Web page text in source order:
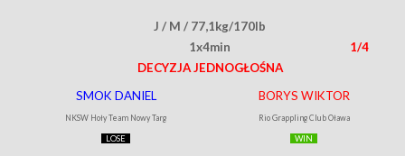
J / M / 77,1kg/170lb
1x4min
1/4
DECYZJA JEDNOGŁOŚNA
SMOK DANIEL
NKSW Hoły Team Nowy Targ
LOSE
BORYS WIKTOR
Rio Grappling Club Oława
WIN